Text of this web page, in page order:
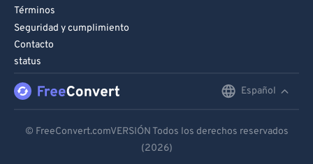
Términos
Seguridad y cumplimiento
Contacto
status
Español
Español
© FreeConvert.comVERSIÓN Todos los derechos reservados
(2026)